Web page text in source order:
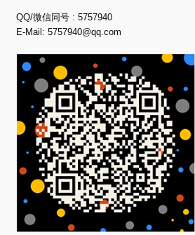
QQ/微信同号 : 5757940
E-Mail:5757940@qq.com